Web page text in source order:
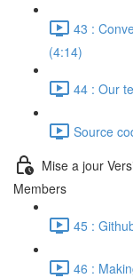
43 :
(4:14)
44 : Our
Source
Mise a jour
Members
45 :
46 :